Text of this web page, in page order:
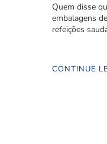
Quem disse
embalagens
refeições
CONTINUE